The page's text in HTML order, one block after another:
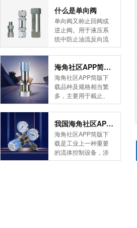
简版下载告诉您！先
导式海角社区APP官
网版是采用控制阀体
内的启闭件的开度来
调节介质的流量，将
介质的压力降低，同
时借助阀后压力的作
用调节启闭件的开
度，使阀后压力保持
在一定范围内，在进
口压力不断变化的情
在设定的范围内，保
护其后的生活生产器
具。本类海角社区
APP简版下载在管......
什么是单向阀
单向阀又称止回阀或
逆止阀。用于液压系
统中防止油流反向流
动,或者用于气动系统
中防止压缩空气逆向
流动。今天HJBA8海
角论坛海角社区APP
简版下载为您介绍一
下什么是单向阀。
一、简介单向阀有直
通式和直角式两种。
直通式单向阀用螺纹
连接安装在管路上。
直角式单向阀有螺纹
连接、板式连接和法
兰连接三种形式。液
海角社区APP简版下载的维护保养方式有哪些
海角社区APP简版下
载品种及规格相当繁
多，主要用于截止、
导流、稳压、分流
等，用途广泛。正确
和有序有效的维护保
养会保护海角社区
APP简版下载，使海
角社区APP简版下载
正常发挥功能并且延
我国海角社区APP简版下载市场的现状及前景如何
海角社区APP简版下
载是工业上一种重要
的流体控制设备，涉
及到国民经济诸多部